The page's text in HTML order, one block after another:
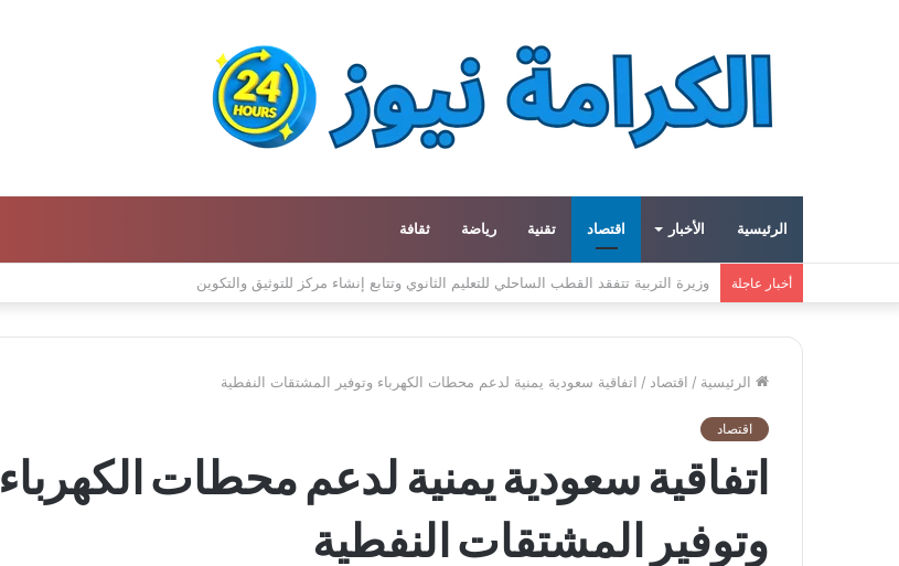
الرئيسية الأخبار اقتصاد تقنية رياضة ثقافة
أخبار عاجلة معهد العالم العربي في باريس يطلق المجلد الثاني من كتالوج لترجمة الفكر العربي إلى الفرنسية
الرئيسية / اقتصاد / اتفاقية سعودية يمنية لدعم محطات الكهرباء وتوفير المشتقات النفطية
اقتصاد
اتفاقية سعودية يمنية لدعم محطات الكهرباء
وتوفير المشتقات النفطية